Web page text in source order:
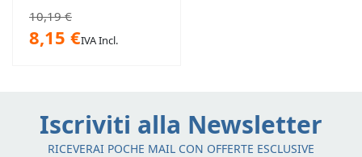
10,19 €
8,15 €IVA Incl.
Iscriviti alla Newsletter
RICEVERAI POCHE MAIL CON OFFERTE ESCLUSIVE